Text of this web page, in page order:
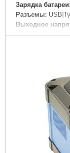
Зарядка батареи:
Разъемы:
Выходное
Особенности:
190 мм
255 мм